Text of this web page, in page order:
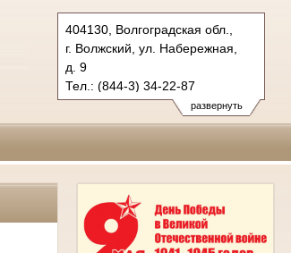
развернуть
404130, Волгоградская обл.,
г. Волжский, ул. Набережная,
д. 9
Тел.: (844-3) 34-22-87
vol.vol@sudrf.ru